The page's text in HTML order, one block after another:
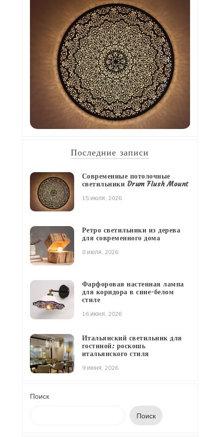
Последние записи
Современные потолочные
светильники Drum Flush Mount
15 июля, 2026
Ретро светильники из дерева
для современного дома
8 июля, 2026
Фарфоровая настенная лампа
для коридора в сине-белом
стиле
16 июня, 2026
Итальянский светильник для
гостиной: роскошь
итальянского стиля
9 июня, 2026
Поиск
Поиск